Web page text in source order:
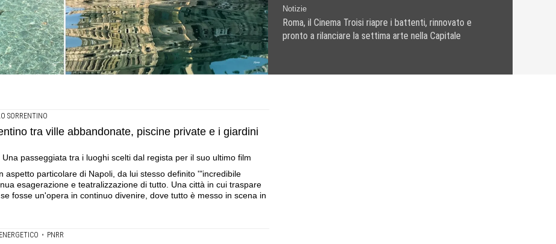
per il suo ultimo film
giorni l'anno
Notizie
Roma, il Cinema Troisi riapre i battenti, rinnovato e
pronto a rilanciare la settima arte nella Capitale
SORRENTINO
tra ville abbandonate, piscine private e i giardini
passeggiata tra i luoghi scelti dal regista per il suo ultimo film
aspetto particolare di Napoli, da lui stesso definito '"incredibile
esagerazione e teatralizzazione di tutto. Una città in cui traspare
fosse un'opera in continuo divenire, dove tutto è messo in scena in
• PNRR